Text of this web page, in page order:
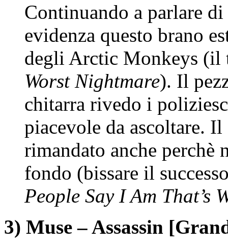
Continuando a parlare
evidenza questo brano
degli Arctic Monkeys (il
Worst Nightmare). Il
chitarra rivedo i
piacevole da ascoltare.
rimandato anche perchè
fondo (bissare il
People Say I Am That’s
3) Muse – Assassin